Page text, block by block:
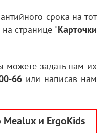
срока на тот
странице "Карточки
можете задать нам их
66 или написав нам
и ErgoKids